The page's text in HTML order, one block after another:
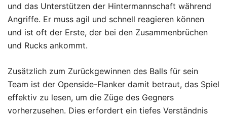
und das Unterstützen der Hintermannschaft während
Angriffe. Er muss agil und schnell reagieren können
und ist oft der Erste, der bei den Zusammenbrüchen
und Rucks ankommt.
Zusätzlich zum Zurückgewinnen des Balls für sein
Team ist der Openside-Flanker damit betraut, das Spiel
effektiv zu lesen, um die Züge des Gegners
vorherzusehen. Dies erfordert ein tiefes Verständnis